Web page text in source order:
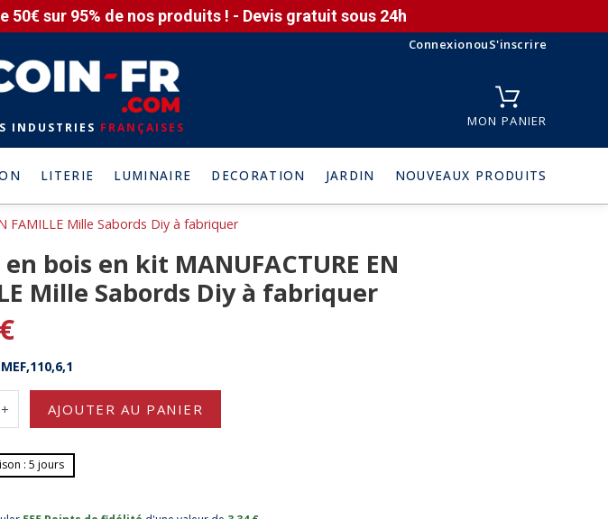
sur 95% de nos produits ! - Devis gratuit sous 24h
ConnexionouS'inscrire
INDUSTRIES FRANÇAISES MON PANIER
LITERIE LUMINAIRE DECORATION JARDIN NOUVEAUX PRODUITS
FAMILLE Mille Sabords Diy à fabriquer
bois en kit MANUFACTURE EN
Mille Sabords Diy à fabriquer
+ AJOUTER AU PANIER
: 5 jours